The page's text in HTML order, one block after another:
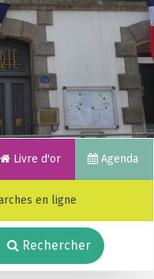
Livre d'or Agenda
en ligne
Rechercher